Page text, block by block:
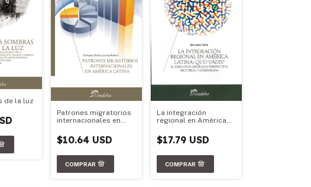
de la luz
Patrones migratorios
internacionales en
$10.64 USD
La integración
regional en América
$17.79 USD